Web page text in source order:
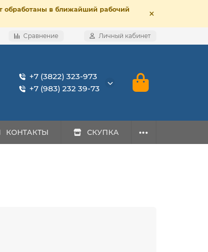
обработаны в ближайший рабочий
Сравнение Личный кабинет
+7 (3822) 323-973
+7 (983) 232 39-73
КОНТАКТЫ СКУПКА